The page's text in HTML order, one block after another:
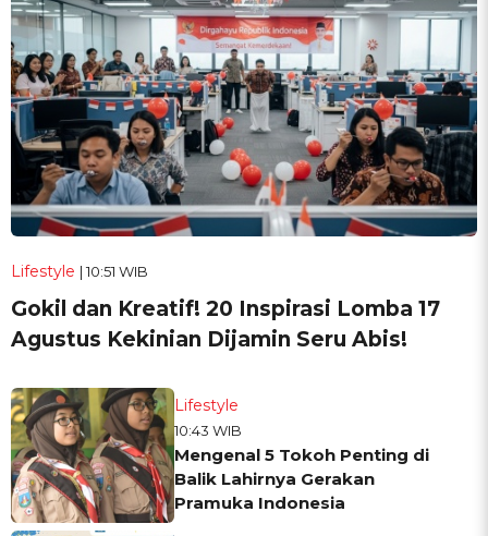
Lifestyle | 10:51 WIB
Gokil dan Kreatif! 20 Inspirasi Lomba 17
Agustus Kekinian Dijamin Seru Abis!
Lifestyle
10:43 WIB
Mengenal 5 Tokoh Penting di
Balik Lahirnya Gerakan
Pramuka Indonesia